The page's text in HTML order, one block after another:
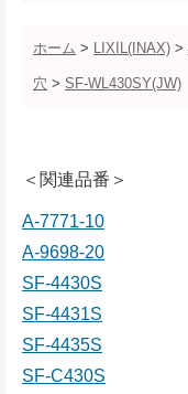
ホーム > LIXIL(INAX) >
穴 > SF-WL430SY(JW)
＜関連品番＞
A-7771-10
A-9698-20
SF-4430S
SF-4431S
SF-4435S
SF-C430S